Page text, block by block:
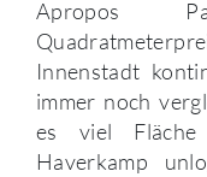
Apropos
Innenstadt
immer noch
es viel Fläche
Haverkamp